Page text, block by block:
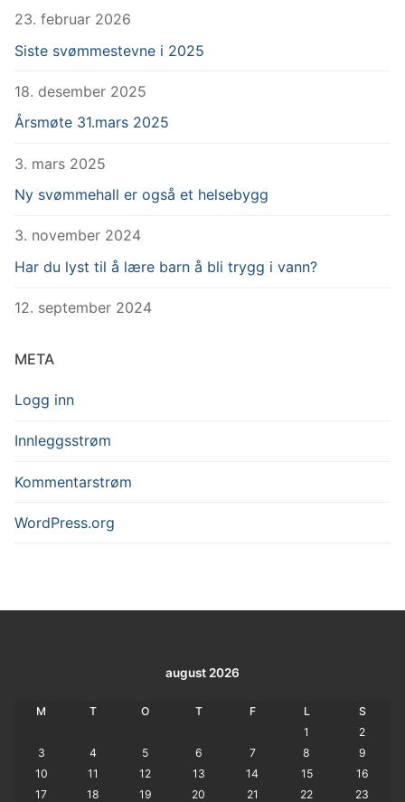
23. februar 2026
Siste svømmestevne i 2025
18. desember 2025
Årsmøte 31.mars 2025
3. mars 2025
Ny svømmehall er også et helsebygg
3. november 2024
Har du lyst til å lære barn å bli trygg i vann?
12. september 2024
META
Logg inn
Innleggsstrøm
Kommentarstrøm
WordPress.org
august 2026
M T O T F L
S
1
2
3
4 5 6 7 8
9
10
11 12 13 14 15
16
17
18 19 20 21 22 23